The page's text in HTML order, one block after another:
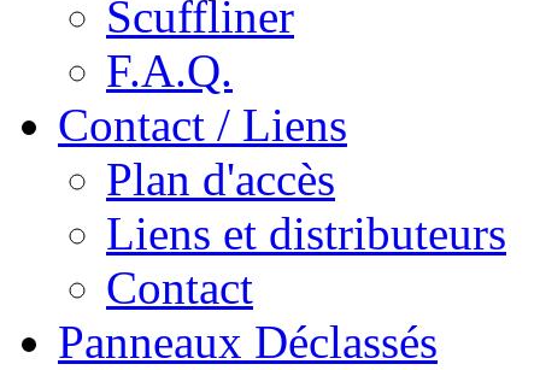
Scuffliner
F.A.Q.
Contact / Liens
Plan d'accès
Liens et distributeurs
Contact
Panneaux Déclassés